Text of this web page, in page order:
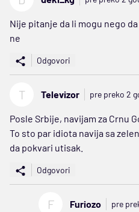
Nije pitanje da li mogu nego
ne
Odgovori
T Televizor pre preko 2
Posle Srbije, navijam za Crnu
To sto par idiota navija sa
da pokvari utisak.
Odgovori
F Furiozo pre